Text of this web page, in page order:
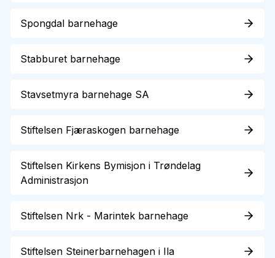
Spongdal barnehage
Stabburet barnehage
Stavsetmyra barnehage SA
Stiftelsen Fjæraskogen barnehage
Stiftelsen Kirkens Bymisjon i Trøndelag
Administrasjon
Stiftelsen Nrk - Marintek barnehage
Stiftelsen Steinerbarnehagen i Ila